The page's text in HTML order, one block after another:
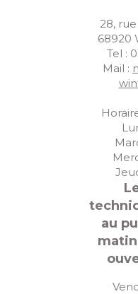
28,
68920
Tel :
Mail :
au
matin